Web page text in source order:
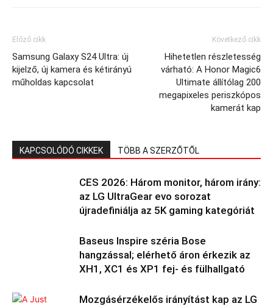
Előző cikk
Samsung Galaxy S24 Ultra: új
kijelző, új kamera és kétirányú
műholdas kapcsolat
Következő cikk
Hihetetlen részletesség
várható: A Honor Magic6
Ultimate állítólag 200
megapixeles periszkópos
kamerát kap
KAPCSOLÓDÓ CIKKEK TÖBB A SZERZŐTŐL
CES 2026: Három monitor, három irány:
az LG UltraGear evo sorozat
újradefiniálja az 5K gaming kategóriát
Baseus Inspire széria Bose
hangzással; elérhető áron érkezik az
XH1, XC1 és XP1 fej- és fülhallgató
Mozgásérzékelős irányítást kap az LG